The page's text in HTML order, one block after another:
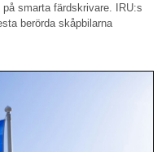
smarta färdskrivare. IRU:s
berörda skåpbilarna